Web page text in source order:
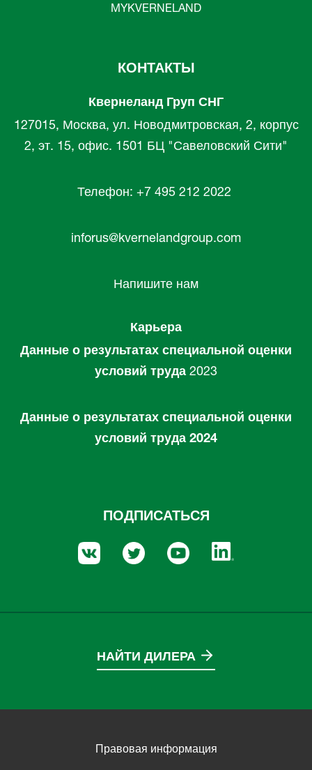
MYKVERNELAND
КОНТАКТЫ
Квернеланд Груп СНГ
127015, Москва, ул. Новодмитровская, 2, корпус
2, эт. 15, офис. 1501 БЦ "Савеловский Сити"
Телефон: +7 495 212 2022
inforus@kvernelandgroup.com
Напишите нам
Карьера
Данные о результатах специальной оценки
условий труда 2023
Данные о результатах специальной оценки
условий труда 2024
ПОДПИСАТЬСЯ
НАЙТИ ДИЛЕРА
Правовая информация